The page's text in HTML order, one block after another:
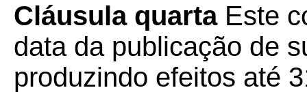
Cláusula quarta Este
data da publicação de
produzindo efeitos até